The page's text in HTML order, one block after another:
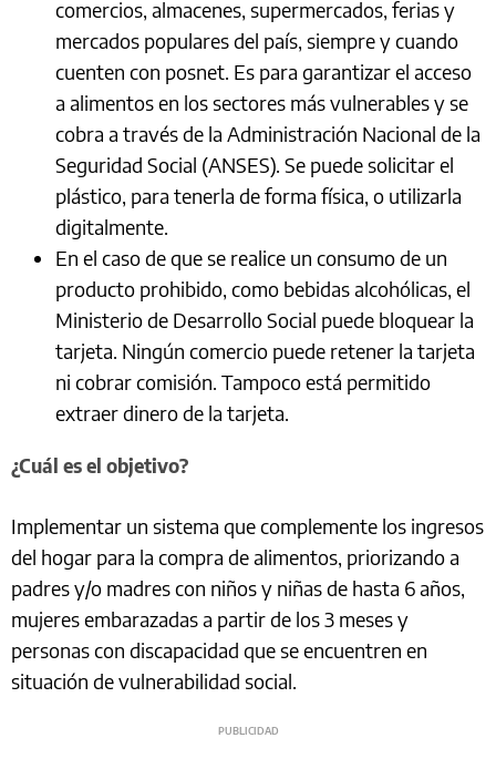
comercios, almacenes, supermercados, ferias y
mercados populares del país, siempre y cuando
cuenten con posnet. Es para garantizar el acceso
a alimentos en los sectores más vulnerables y se
cobra a través de la Administración Nacional de la
Seguridad Social (ANSES). Se puede solicitar el
plástico, para tenerla de forma física, o utilizarla
digitalmente.
En el caso de que se realice un consumo de un
producto prohibido, como bebidas alcohólicas, el
Ministerio de Desarrollo Social puede bloquear la
tarjeta. Ningún comercio puede retener la tarjeta
ni cobrar comisión. Tampoco está permitido
extraer dinero de la tarjeta.
¿Cuál es el objetivo?
Implementar un sistema que complemente los ingresos
del hogar para la compra de alimentos, priorizando a
padres y/o madres con niños y niñas de hasta 6 años,
mujeres embarazadas a partir de los 3 meses y
personas con discapacidad que se encuentren en
situación de vulnerabilidad social.